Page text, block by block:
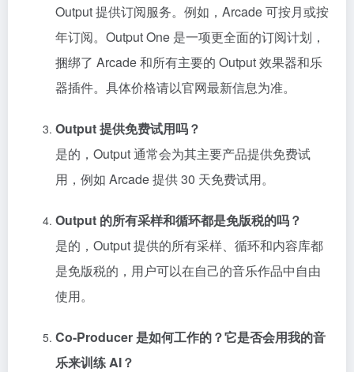
Output 提供订阅服务。例如，Arcade 可按月或按
年订阅。Output One 是一项更全面的订阅计划，
捆绑了 Arcade 和所有主要的 Output 效果器和乐
器插件。具体价格请以官网最新信息为准。
Output 提供免费试用吗？
是的，Output 通常会为其主要产品提供免费试
用，例如 Arcade 提供 30 天免费试用。
Output 的所有采样和循环都是免版税的吗？
是的，Output 提供的所有采样、循环和内容库都
是免版税的，用户可以在自己的音乐作品中自由
使用。
Co-Producer 是如何工作的？它是否会用我的音
乐来训练 AI？